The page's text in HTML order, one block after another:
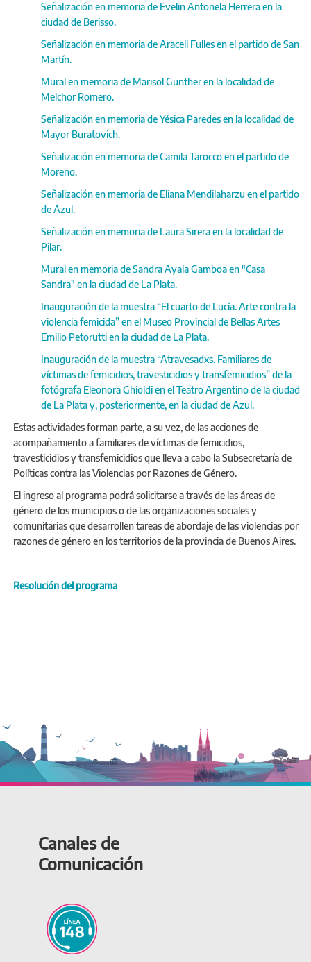
Señalización en memoria de Evelin Antonela Herrera en la
ciudad de Berisso.
Señalización en memoria de Araceli Fulles en el partido de San
Martín.
Mural en memoria de Marisol Gunther en la localidad de
Melchor Romero.
Señalización en memoria de Yésica Paredes en la localidad de
Mayor Buratovich.
Señalización en memoria de Camila Tarocco en el partido de
Moreno.
Señalización en memoria de Eliana Mendilaharzu en el partido
de Azul.
Señalización en memoria de Laura Sirera en la localidad de
Pilar.
Mural en memoria de Sandra Ayala Gamboa en "Casa
Sandra" en la ciudad de La Plata.
Inauguración de la muestra “El cuarto de Lucía. Arte contra la
violencia femicida” en el Museo Provincial de Bellas Artes
Emilio Petorutti en la ciudad de La Plata.
Inauguración de la muestra “Atravesadxs. Familiares de
víctimas de femicidios, travesticidios y transfemicidios” de la
fotógrafa Eleonora Ghioldi en el Teatro Argentino de la ciudad
de La Plata y, posteriormente, en la ciudad de Azul.
Estas actividades forman parte, a su vez, de las acciones de
acompañamiento a familiares de víctimas de femicidios,
travesticidios y transfemicidios que lleva a cabo la Subsecretaría de
Políticas contra las Violencias por Razones de Género.
El ingreso al programa podrá solicitarse a través de las áreas de
género de los municipios o de las organizaciones sociales y
comunitarias que desarrollen tareas de abordaje de las violencias por
razones de género en los territorios de la provincia de Buenos Aires.
Resolución del programa
Canales de
Comunicación